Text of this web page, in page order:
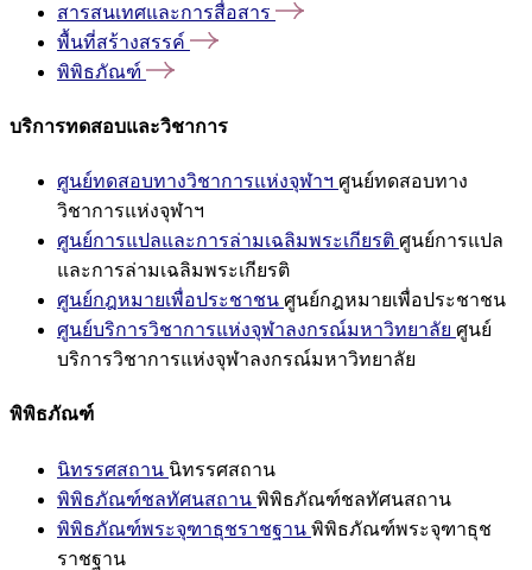
สารสนเทศและการสื่อสาร
พื้นที่สร้างสรรค์
พิพิธภัณฑ์
บริการทดสอบและวิชาการ
ศูนย์ทดสอบทางวิชาการแห่งจุฬาฯ ศูนย์ทดสอบทาง
วิชาการแห่งจุฬาฯ
ศูนย์การแปลและการล่ามเฉลิมพระเกียรติ ศูนย์การแปล
และการล่ามเฉลิมพระเกียรติ
ศูนย์กฎหมายเพื่อประชาชน ศูนย์กฎหมายเพื่อประชาชน
ศูนย์บริการวิชาการแห่งจุฬาลงกรณ์มหาวิทยาลัย ศูนย์
บริการวิชาการแห่งจุฬาลงกรณ์มหาวิทยาลัย
พิพิธภัณฑ์
นิทรรศสถาน นิทรรศสถาน
พิพิธภัณฑ์ชลทัศนสถาน พิพิธภัณฑ์ชลทัศนสถาน
พิพิธภัณฑ์พระจุฑาธุชราชฐาน พิพิธภัณฑ์พระจุฑาธุช
ราชฐาน